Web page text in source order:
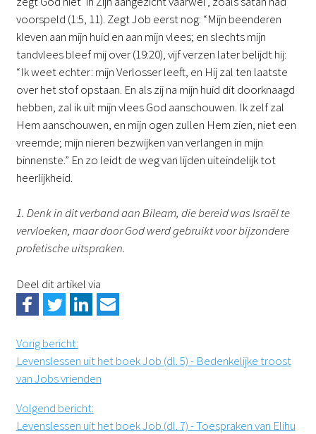
voorspeld (1:5, 11). Zegt Job eerst nog: “Mijn beenderen
kleven aan mijn huid en aan mijn vlees; en slechts mijn
tandvlees bleef mij over (19:20), vijf verzen later belijdt hij:
“Ik weet echter: mijn Verlosser leeft, en Hij zal ten laatste
over het stof opstaan. En als zij na mijn huid dit doorknaagd
hebben, zal ik uit mijn vlees God aanschouwen. Ik zelf zal
Hem aanschouwen, en mijn ogen zullen Hem zien, niet een
vreemde; mijn nieren bezwijken van verlangen in mijn
binnenste.” En zo leidt de weg van lijden uiteindelijk tot
heerlijkheid.
1. Denk in dit verband aan Bileam, die bereid was Israël te
vervloeken, maar door God werd gebruikt voor bijzondere
profetische uitspraken.
Deel dit artikel via
Vorig bericht:
Levenslessen uit het boek Job (dl. 5) - Bedenkelijke troost
van Jobs vrienden
Volgend bericht:
Levenslessen uit het boek Job (dl. 7) - Toespraken van Elihu